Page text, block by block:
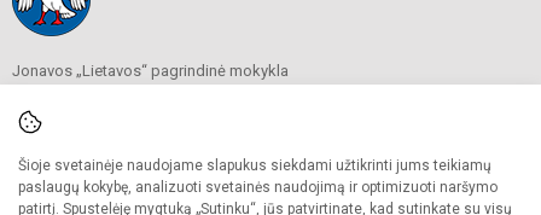
Šioje svetainėje naudojame slapukus siekdami užtikrinti jums teikiamų
paslaugų kokybę, analizuoti svetainės naudojimą ir optimizuoti naršymo
patirtį. Spustelėję mygtuką „Sutinku“, jūs patvirtinate, kad sutinkate su visų
Jonavos „Lietavos“ pagrindinė mokykla
Fabriko g. 10, 55111 Jonava
Tel./ faks.
El. p.
lietavamokykla@gmail.com
Duomenys kaupiami ir saugomi
Juridinių asmenų registre